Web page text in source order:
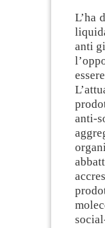
L’ha
anti
anti-